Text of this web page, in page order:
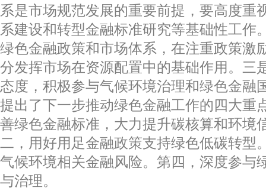
系是市场规范发展的重要前提，要高度重
系建设和转型金融标准研究等基础性工作
绿色金融政策和市场体系，在注重政策激
分发挥市场在资源配置中的基础作用。三
态度，积极参与气候环境治理和绿色金融
提出了下一步推动绿色金融工作的四大重
善绿色金融标准，大力提升碳核算和环境
二，用好用足金融政策支持绿色低碳转型
气候环境相关金融风险。第四，深度参与
与治理。